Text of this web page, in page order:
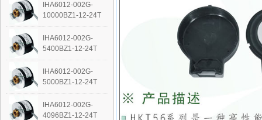
IHA6012-002G-
10000BZ1-12-24T
IHA6012-002G-
5400BZ1-12-24T
IHA6012-002G-
5000BZ1-12-24T
IHA6012-002G-
4096BZ1-12-24T